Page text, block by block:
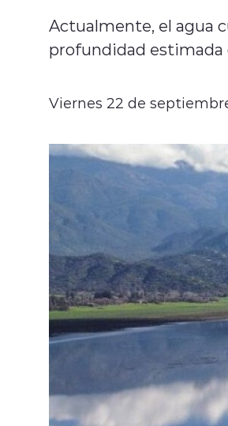
Actualmente, el agua
profundidad estimada
Viernes 22 de